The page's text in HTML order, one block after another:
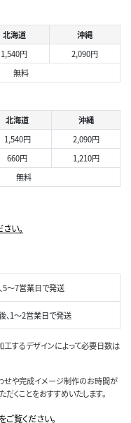
北海道
沖縄
1,540円
2,090円
無料
北海道
沖縄
1,540円
2,090円
660円
1,210円
無料
い。
5～7営業日で発送
、1～2営業日で発送
工するデザインによって必要日数は
せや完成イメージ制作のお時間が
くことをおすすめいたします。
覧ください。